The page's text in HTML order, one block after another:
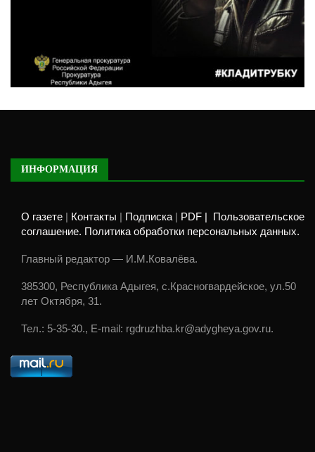
ИНФОРМАЦИЯ
О газете Контакты Подписка PDF |
Пользовательское
соглашение. Политика обработки персональных данных.
Главный редактор — И.М.Ковалёва.
385300, Республика Адыгея, с.Красногвардейское, ул.50
лет Октября, 31.
Тел.: 5-35-30., E-mail: rgdruzhba.kr@adygheya.gov.ru.